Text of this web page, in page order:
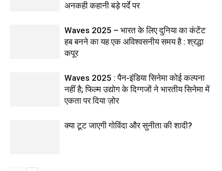
अनकही कहानी बड़े पर्दे पर
Waves 2025 – भारत के लिए दुनिया का कंटेंट
हब बनने का यह एक अविश्वसनीय समय है : श्रद्धा
कपूर
Waves 2025 : पैन-इंडिया सिनेमा कोई कल्पना
नहीं है; फिल्म उद्योग के दिग्गजों ने भारतीय सिनेमा में
एकता पर दिया ज़ोर
क्या टूट जाएगी गोविंदा और सुनीता की शादी?